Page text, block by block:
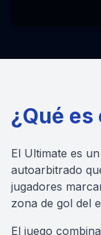
¿Qué
El Ultimate es
autoarbitrado
jugadores
zona de gol del
El juego